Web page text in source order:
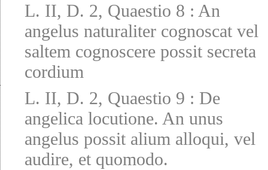
L. II, D. 2, Quaestio 8 : An
angelus naturaliter cognoscat vel
saltem cognoscere possit secreta
cordium
L. II, D. 2, Quaestio 9 : De
angelica locutione. An unus
angelus possit alium alloqui, vel
audire, et quomodo.